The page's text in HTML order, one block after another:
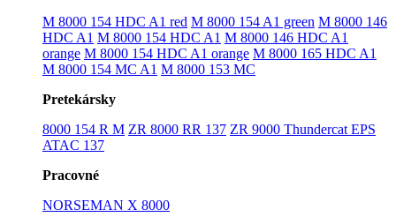
M 8000 154 HDC A1 red M 8000 154 A1 green M 8000 146
HDC A1 M 8000 154 HDC A1 M 8000 146 HDC A1
orange M 8000 154 HDC A1 orange M 8000 165 HDC A1
M 8000 154 MC A1 M 8000 153 MC
Pretekársky
8000 154 R M ZR 8000 RR 137 ZR 9000 Thundercat EPS
ATAC 137
Pracovné
NORSEMAN X 8000